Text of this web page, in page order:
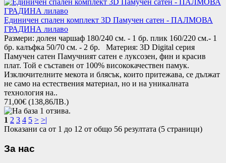
Единичен спален комплект 3D Памучен сатен - ПАЛМОВА
ГРАДИНА лилаво
Размери: долен чаршаф 180/240 см. - 1 бр. плик 160/220 см.- 1
бр. калъфка 50/70 см. - 2 бр. Материя: 3D Digital серия
Памучен сатен Памучният сатен е луксозен, фин и красив
плат. Той е съставен от 100% висококачествен памук.
Изключителните мекота и блясък, които притежава, се дължат
не само на естествения материал, но и на уникалната
технология на..
71,00€ (138,86ЛВ.)
1 2 3 4 5 > >|
Показани са от 1 до 12 от общо 56 резултата (5 страници)
За нас